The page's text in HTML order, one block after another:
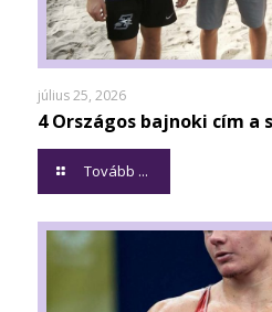
július 25, 2026
4 Országos bajnoki cím a
Tovább ...